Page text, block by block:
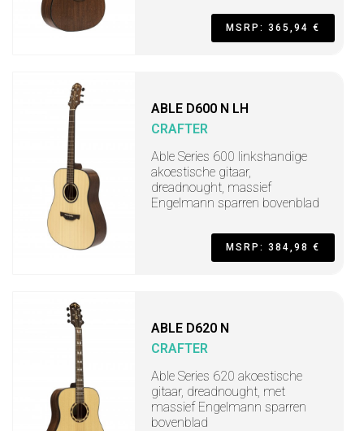
MSRP: 365,94 €
ABLE D600 N LH
CRAFTER
Able Series 600 linkshandige
akoestische gitaar,
dreadnought, massief
Engelmann sparren bovenblad
MSRP: 384,98 €
ABLE D620 N
CRAFTER
Able Series 620 akoestische
gitaar, dreadnought, met
massief Engelmann sparren
bovenblad